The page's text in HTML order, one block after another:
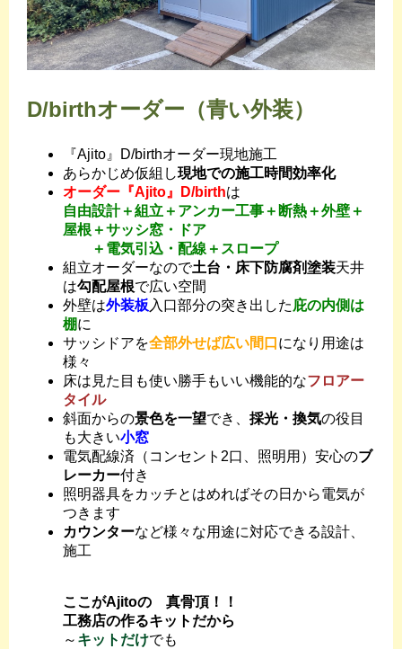
D/birthオーダー（青い外装）
『Ajito』D/birthオーダー現地施工
あらかじめ仮組し現地での施工時間効率化
オーダー『Ajito』D/birthは
自由設計＋組立＋アンカー工事＋断熱＋外壁＋
屋根＋サッシ窓・ドア
＋電気引込・配線＋スロープ
組立オーダーなので土台・床下防腐剤塗装天井
は勾配屋根で広い空間
外壁は外装板 入口部分の突き出した庇の内側は
棚に
サッシドアを全部外せば広い間口 になり用途は
様々
床は見た目も使い勝手もいい機能的なフロアー
タイル
斜面からの景色を一望でき、 採光・換気の役目
も大きい小窓
電気配線済（コンセント2口、照明用）安心のブ
レーカー付き
照明器具をカッチとはめればその日から電気が
つきます
カウンターなど様々な用途に対応できる設計、
施工
ここがAjitoの 真骨頂！！
工務店の作るキットだから
～ キットだけでも